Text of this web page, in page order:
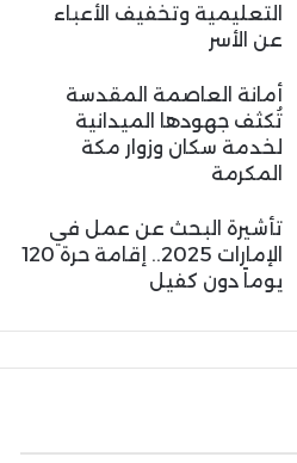
التعليمية وتخفيف الأعباء
عن الأسر
أمانة العاصمة المقدسة
تُكثف جهودها الميدانية
لخدمة سكان وزوار مكة
المكرمة
تأشيرة البحث عن عمل في
الإمارات 2025.. إقامة حرة 120
يوماً دون كفيل